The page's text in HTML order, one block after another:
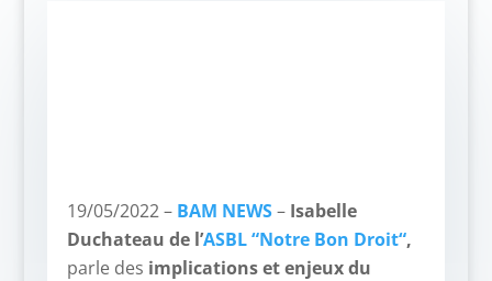
19/05/2022 – BAM NEWS– Isabelle
Duchateau de l’ASBL “Notre Bon Droit“,
parle des implications et enjeux du